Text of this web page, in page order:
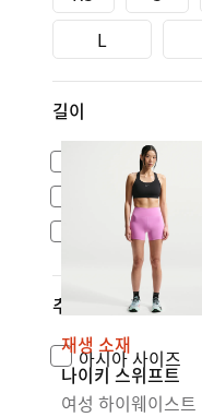
L
길이
전체 길이
7/8 길이
바이커 쇼츠 길이
추가 사이즈
아시아 사이즈
재생 소재
나이키 스위프트
여성 하이웨이스트